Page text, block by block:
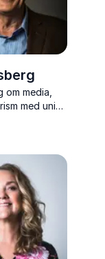
om media,
med unik